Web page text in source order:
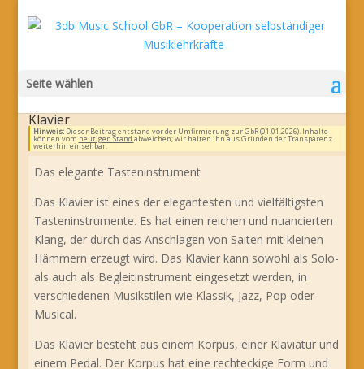
Seite wählen
Klavier
Hinweis:Dieser Beitrag entstand vor der Umfirmierung zur GbR (01.01.2026). Inhalte
können vom heutigen Stand abweichen; wir halten ihn aus Gründen der Transparenz
weiterhin einsehbar.
Das elegante Tasteninstrument
Das Klavier ist eines der elegantesten und vielfältigsten
Tasteninstrumente. Es hat einen reichen und nuancierten
Klang, der durch das Anschlagen von Saiten mit kleinen
Hämmern erzeugt wird. Das Klavier kann sowohl als Solo-
als auch als Begleitinstrument eingesetzt werden, in
verschiedenen Musikstilen wie Klassik, Jazz, Pop oder
Musical.
Das Klavier besteht aus einem Korpus, einer Klaviatur und
einem Pedal. Der Korpus hat eine rechteckige Form und